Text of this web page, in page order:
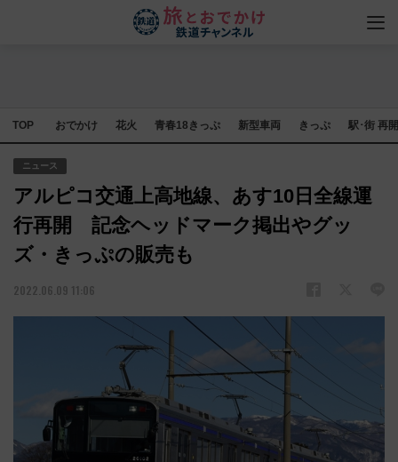
TOP おでかけ 花火 青春18きっぷ 新型車両 きっぷ 駅･街 再
ニュース
アルピコ交通上高地線、あす10日全線運
行再開 記念ヘッドマーク掲出やグッ
ズ・きっぷの販売も
2022.06.09 11:06